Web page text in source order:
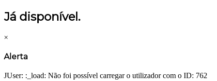
Já disponível.
×
Alerta
JUser: :_load: Não foi possível carregar o utilizador com o ID: 762